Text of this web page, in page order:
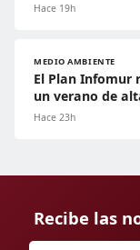
Hace 19h
MEDIO AMBIENTE
El Plan Infomur
un verano de
Hace 23h
Recibe las